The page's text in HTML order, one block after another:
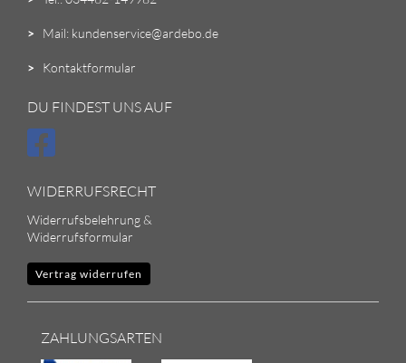
> Mail: kundenservice@ardebo.de
> Kontaktformular
DU FINDEST UNS AUF
WIDERRUFSRECHT
Widerrufsbelehrung &
Widerrufsformular
Vertrag widerrufen
ZAHLUNGSARTEN